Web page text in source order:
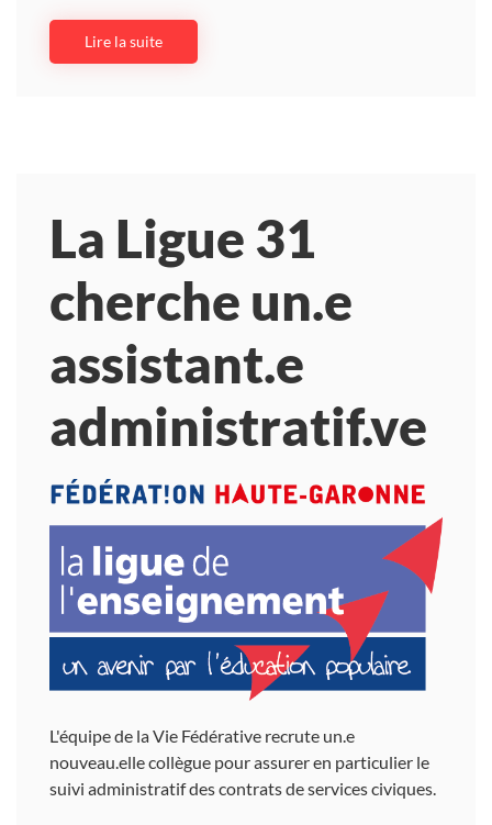
Lire la suite
La Ligue 31
cherche un.e
assistant.e
administratif.ve
L'équipe de la Vie Fédérative recrute un.e
nouveau.elle collègue pour assurer en particulier le
suivi administratif des contrats de services civiques.